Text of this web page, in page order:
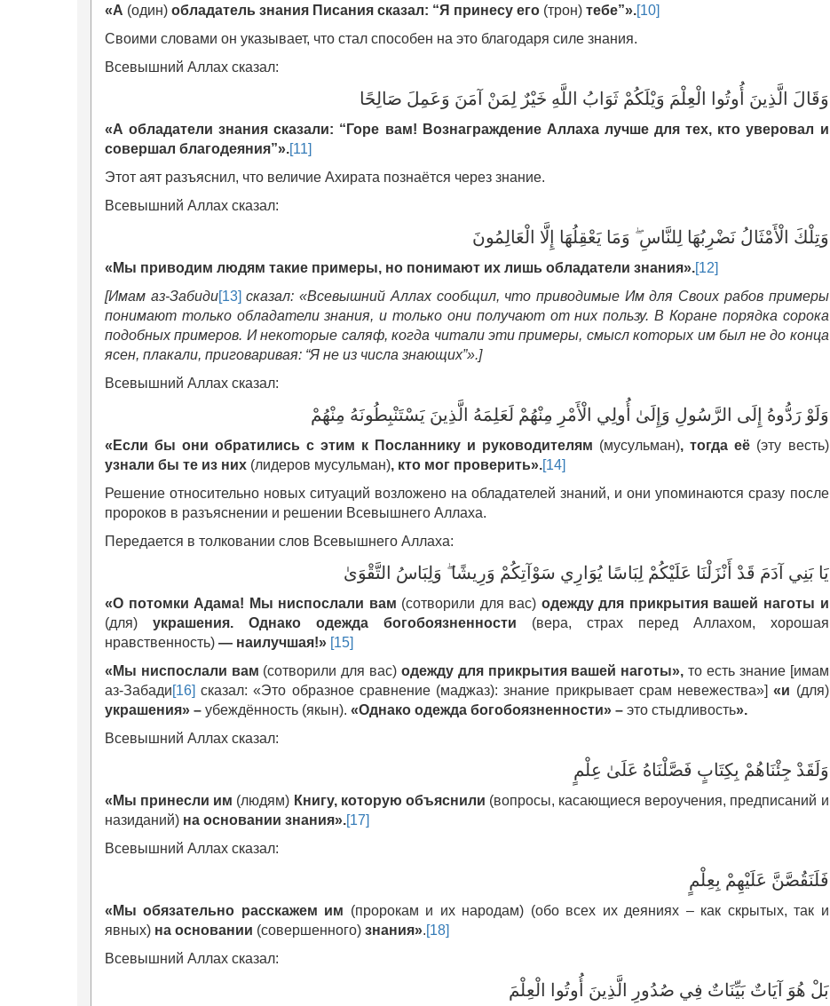
«А (один) обладатель знания Писания сказал: “Я принесу его (трон) тебе”».[10]
Своими словами он указывает, что стал способен на это благодаря силе знания.
Всевышний Аллах сказал:
وَقَالَ الَّذِينَ أُوتُوا الْعِلْمَ وَيْلَكُمْ ثَوَابُ اللَّهِ خَيْرٌ لِمَنْ آمَنَ وَعَمِلَ صَالِحًا
«А обладатели знания сказали: “Горе вам! Вознаграждение Аллаха лучше для тех, кто уверовал и
совершал благодеяния”».[11]
Этот аят разъяснил, что величие Ахирата познаётся через знание.
Всевышний Аллах сказал:
وَتِلْكَ الْأَمْثَالُ نَضْرِبُهَا لِلنَّاسِ ۖ وَمَا يَعْقِلُهَا إِلَّا الْعَالِمُونَ
« Мы приводим людям такие примеры, но понимают их лишь обладатели знания».[12]
[Имам аз-Забиди[13] сказал: «Всевышний Аллах сообщил, что приводимые Им для Своих рабов примеры
понимают только обладатели знания, и только они получают от них пользу. В Коране порядка сорока
подобных примеров. И некоторые саляф, когда читали эти примеры, смысл которых им был не до конца
ясен, плакали, приговаривая: “Я не из числа знающих”».]
Всевышний Аллах сказал:
وَلَوْ رَدُّوهُ إِلَى الرَّسُولِ وَإِلَىٰ أُولِي الْأَمْرِ مِنْهُمْ لَعَلِمَهُ الَّذِينَ يَسْتَنْبِطُونَهُ مِنْهُمْ
« Если бы они обратились с этим к Посланнику и руководителям (мусульман), тогда её (эту весть)
узнали бы те из них (лидеров мусульман), кто мог проверить».[14]
Решение относительно новых ситуаций возложено на обладателей знаний, и они упоминаются сразу после
пророков в разъяснении и решении Всевышнего Аллаха.
Передается в толковании слов Всевышнего Аллаха:
يَا بَنِي آدَمَ قَدْ أَنْزَلْنَا عَلَيْكُمْ لِبَاسًا يُوَارِي سَوْآتِكُمْ وَرِيشًا ۖ وَلِبَاسُ التَّقْوَىٰ
«О потомки Адама! Мы ниспослали вам (сотворили для вас) одежду для прикрытия вашей наготы и
(для) украшения. Однако одежда богобоязненности (вера, страх перед Аллахом, хорошая
нравственность) — наилучшая!» [15]
« Мы ниспослали вам (сотворили для вас) одежду для прикрытия вашей наготы», то есть знание [имам
аз-Забади[16] сказал: «Это образное сравнение (маджаз): знание прикрывает срам невежества»] «и (для)
украшения» – убеждённость (якын). «Однако одежда богобоязненности» – это стыдливость».
Всевышний Аллах сказал:
وَلَقَدْ جِئْنَاهُمْ بِكِتَابٍ فَصَّلْنَاهُ عَلَىٰ عِلْمٍ
« Мы принесли им (людям) Книгу, которую объяснили (вопросы, касающиеся вероучения, предписаний и
назиданий) на основании знания».[17]
Всевышний Аллах сказал:
فَلَنَقُصَّنَّ عَلَيْهِمْ بِعِلْمٍ
« Мы обязательно расскажем им (пророкам и их народам) (обо всех их деяниях – как скрытых, так и
явных) на основании (совершенного) знания».[18]
Всевышний Аллах сказал:
بَلْ هُوَ آيَاتٌ بَيِّنَاتٌ فِي صُدُورِ الَّذِينَ أُوتُوا الْعِلْمَ